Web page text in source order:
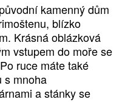
kamenný dům
blízko
Krásná oblázková
vstupem do moře se
ruce máte také
s mnoha
a stánky se